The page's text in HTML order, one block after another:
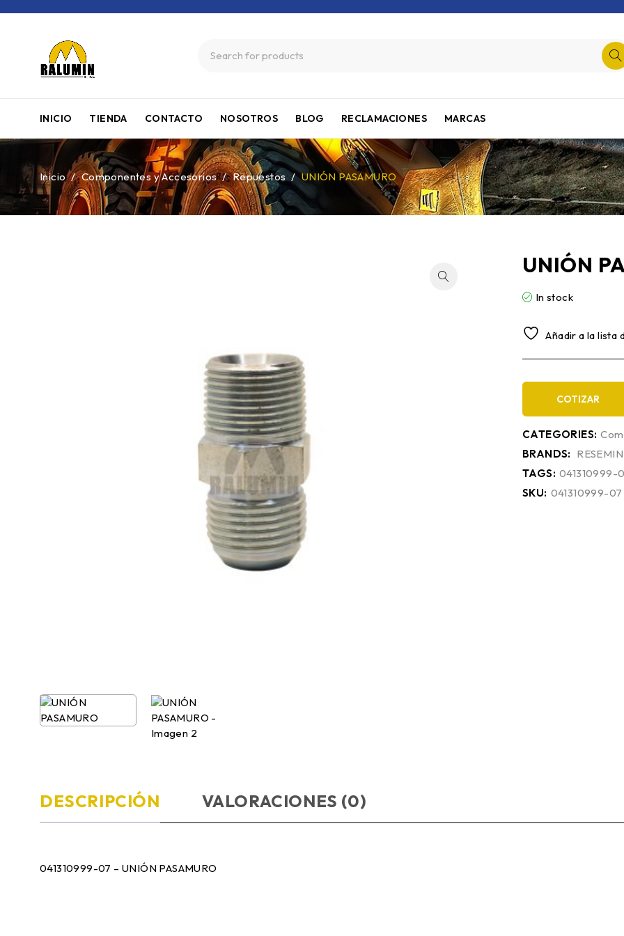
INICIO TIENDA CONTACTO NOSOTROS BLOG RECLAMACIONES MARCAS
Inicio / Componentes y Accesorios / Repuestos / UNIÓN PASAMURO
UNIÓN
In stock
Añadir a la lista
COTIZAR
CATEGORIES:
BRANDS: RESEMIN
TAGS: 041310999-
SKU: 041310999-07
DESCRIPCIÓN VALORACIONES (0)
041310999-07 – UNIÓN PASAMURO